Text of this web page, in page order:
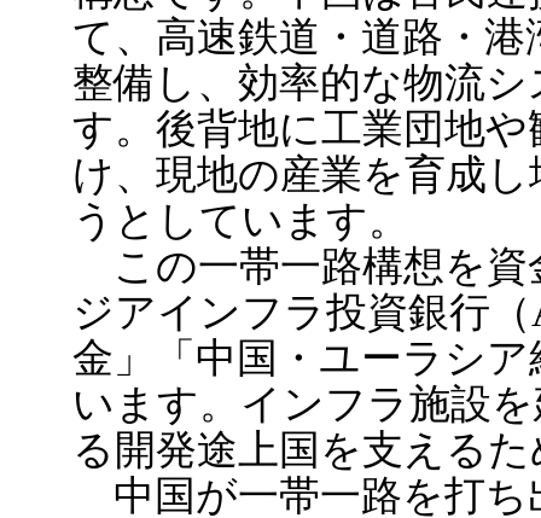
て、高速鉄道・道路・
整備し、効率的な物流
す。後背地に工業団地
け、現地の産業を育成
うとしています。
この一帯一路構想を資
ジアインフラ投資銀行
金」「中国・ユーラシ
います。インフラ施設
る開発途上国を支える
中国が一帯一路を打ち